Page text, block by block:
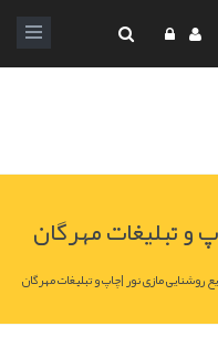
و تبليغات مهرگان
روشنایی مازی نور |چاپ و تبليغات مهرگان